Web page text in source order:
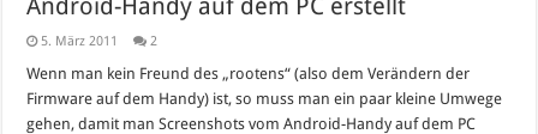
Android-Handy auf dem PC erstellt
5. März 2011 2
Wenn man kein Freund des „rootens“ (also dem Verändern der
Firmware auf dem Handy) ist, so muss man ein paar kleine Umwege
gehen, damit man Screenshots vom Android-Handy auf dem PC